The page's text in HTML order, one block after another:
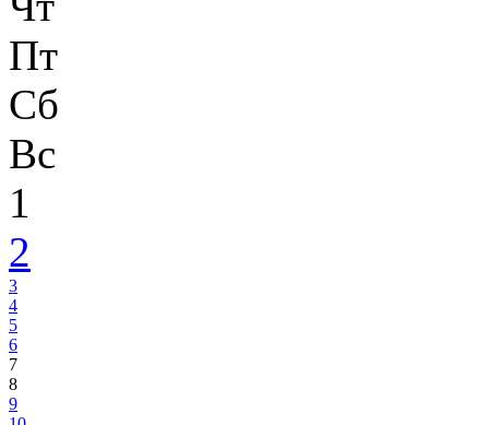
Пт
Сб
Вс
1
2
3
4
5
6
7
8
9